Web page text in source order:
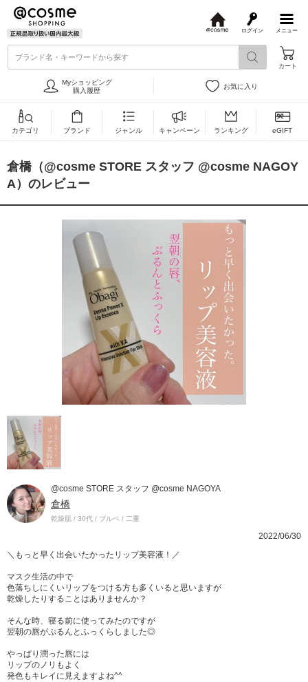
メニュー
ログイン
s
ブランド名・キーワードから探す
カート
Myショッピング
購入履歴
お気に入り
カテゴリ ブランド ジャンル キャンペーン ランキング eGIFT
倉橋（@cosme STORE スタッフ @cosme NAGOY
A）のレビュー
@cosme STORE スタッフ @cosme NAGOYA
倉橋
乾燥肌 / 30代 / ブルベ / 二重
2022/06/30
＼もっと早く出会いたかったリップ美容液！／
マスク生活の中で
色落ちしにくいリップをつける方も多くいると思いますが
乾燥したりすることはありませんか？
そんな時、寝る前に使ってみたのですが
翌朝の唇がぷるんとふっくらしました◎
やっぱり潤った唇には
リップのノリもよく
発色もキレイに見えますよね^^